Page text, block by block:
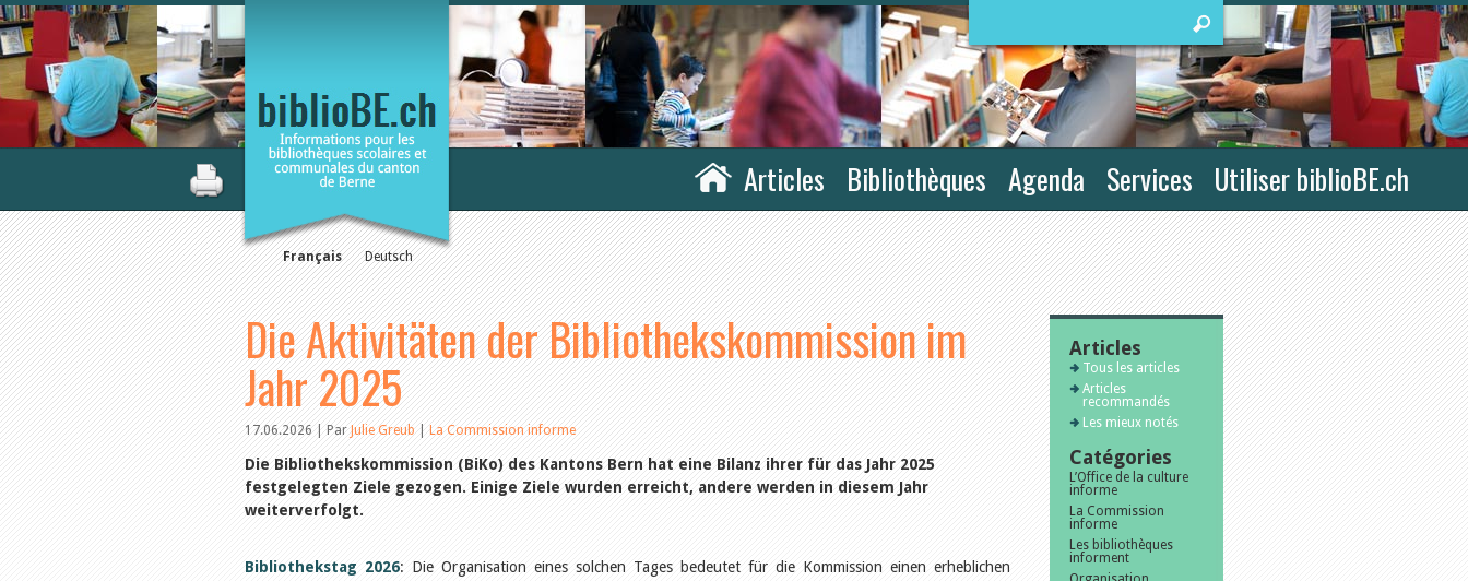
Français Deutsch
Articles Bibliothèques Agenda Services Utiliser biblioBE.ch
Die Aktivitäten der Bibliothekskommission im
Jahr 2025
17.06.2026 | ParJulie Greub|La Commission informe
Die Bibliothekskommission (BiKo) des Kantons Bern hat eine Bilanz ihrer für das Jahr 2025
festgelegten Ziele gezogen. Einige Ziele wurden erreicht, andere werden in diesem Jahr
weiterverfolgt.
Bibliothekstag 2026: Die Organisation eines solchen Tages bedeutet für die Kommission einen erheblichen
Articles
Tous les articles
Articles
recommandés
Les mieux notés
Catégories
L’Office de la culture
informe
La Commission
informe
Les bibliothèques
informent